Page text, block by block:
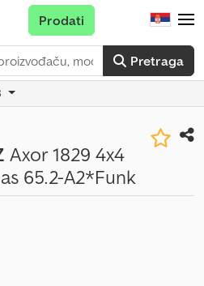
Pretraga
Prodati
Axor 1829 4x4
65.2-A2*Funk